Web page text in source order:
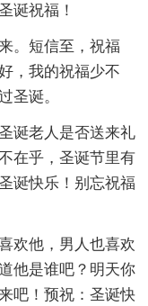
诞祝福！
。短信至，祝福
，我的祝福少不
圣诞。
诞老人是否送来礼
在乎，圣诞节里有
诞快乐！别忘祝福
欢他，男人也喜欢
他是谁吧？明天你
吧！预祝：圣诞快